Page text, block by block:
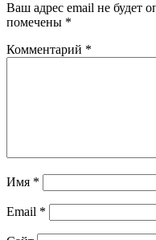
Ваш адрес email не будет
помечены *
Комментарий *
Имя *
Email *